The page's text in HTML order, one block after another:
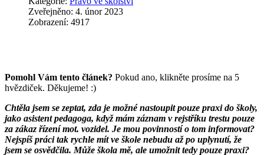
Zveřejněno: 4. únor 2023
Zobrazení: 4917
Pomohl Vám tento článek? Pokud ano, klikněte prosíme na 5
hvězdiček. Děkujeme! :)
Chtěla jsem se zeptat, zda je možné nastoupit pouze praxi do školy,
jako asistent pedagoga, když mám záznam v rejstříku trestu pouze
za zákaz řízení mot. vozidel. Je mou povinností o tom informovat?
Nejspíš práci tak rychle mít ve škole nebudu až po uplynutí, že
jsem se osvědčila. Může škola mě, ale umožnit tedy pouze praxi?